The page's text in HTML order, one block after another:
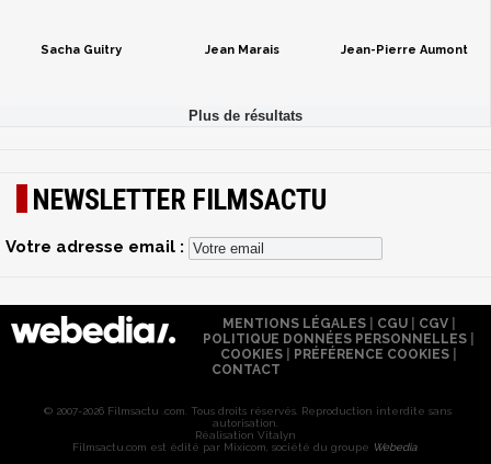
Sacha Guitry Jean Marais Jean-Pierre Aumont
NEWSLETTER FILMSACTU
Votre adresse email :
MENTIONS LÉGALES| CGU| CGV|
POLITIQUE DONNÉES PERSONNELLES
COOKIES
PRÉFÉRENCE COOKIES
CONTACT
© 2007-2026 Filmsactu .com. Tous droits réservés. Reproduction interdite sans
autorisation.
Réalisation Vitalyn
Filmsactu .com est édité par Mixicom, société du groupe Webedia.